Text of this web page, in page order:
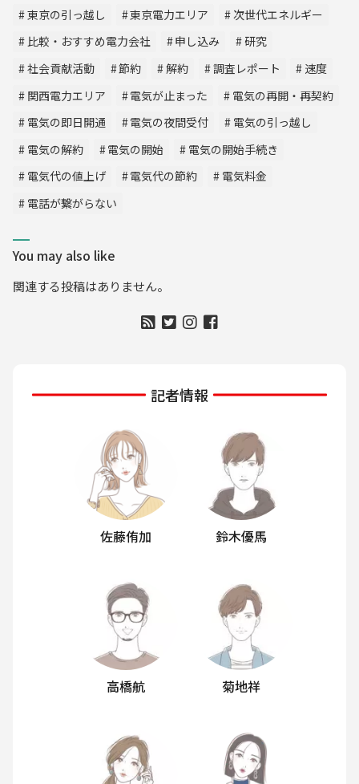
東京の引っ越し
東京電力エリア
次世代エネルギー
比較・おすすめ電力会社
申し込み
研究
社会貢献活動
節約 解約 調査レポート
速度
関西電力エリア
電気が止まった
電気の再開・再契約
電気の即日開通
電気の夜間受付
電気の引っ越し
電気の解約
電気の開始
電気の開始手続き
電気代の値上げ
電気代の節約
電気料金
電話が繋がらない
You may also like
関連する投稿はありません。
記者情報
佐藤侑加 鈴木優馬
高橋航 菊地祥